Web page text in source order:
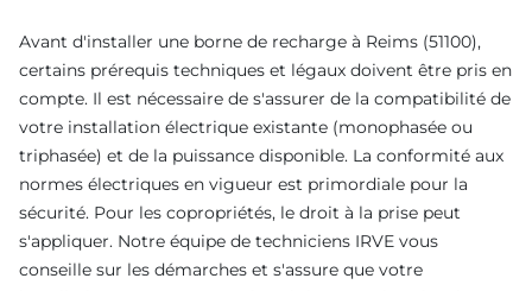
Avant d'installer une borne de recharge à Reims (51100),
certains prérequis techniques et légaux doivent être pris en
compte. Il est nécessaire de s'assurer de la compatibilité de
votre installation électrique existante (monophasée ou
triphasée) et de la puissance disponible. La conformité aux
normes électriques en vigueur est primordiale pour la
sécurité. Pour les copropriétés, le droit à la prise peut
s'appliquer. Notre équipe de techniciens IRVE vous
conseille sur les démarches et s'assure que votre